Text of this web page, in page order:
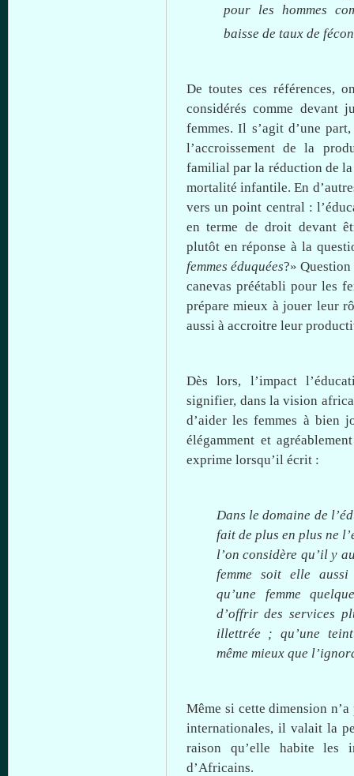
pour les hommes
baisse detaux de
De toutesces références,
considéréscomme devant
femmes. Il s’agit d’une
l’accroissement de la
familial par la réduction de
mortalité infantile. En
vers un point central :
en terme dedroit devant
plutôt en réponseà la
femmes éduquées?» Question
canevas préétabli pour les
préparemieux àjouer leur
aussi à accroitre leur
Dèslors, l’impact
signifier, dans la vision
d’aider les femmes à bien
élégamment et
exprime lorsqu’il écrit :
Dans le domaine de
fait de plus en plus ne
l’on considère qu’ily
femme soit elle
qu’une femme
d’offrir des services
illettrée ; qu’une
même mieux que
Même si cette dimension n’a
internationales,il valait la
raison qu’elle habite les
d’Africains.